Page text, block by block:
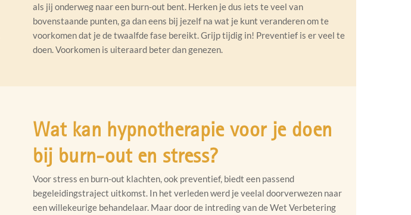
als jij onderweg naar een burn-out bent. Herken je dus iets te veel van
bovenstaande punten, ga dan eens bij jezelf na wat je kunt veranderen om te
voorkomen dat je de twaalfde fase bereikt. Grijp tijdig in! Preventief is er veel te
doen. Voorkomen is uiteraard beter dan genezen.
Wat kan hypnotherapie voor je doen
bij burn-out en stress?
Voor stress en burn-out klachten, ook preventief, biedt een passend
begeleidingstraject uitkomst. In het verleden werd je veelal doorverwezen naar
een willekeurige behandelaar. Maar door de intreding van de Wet Verbetering